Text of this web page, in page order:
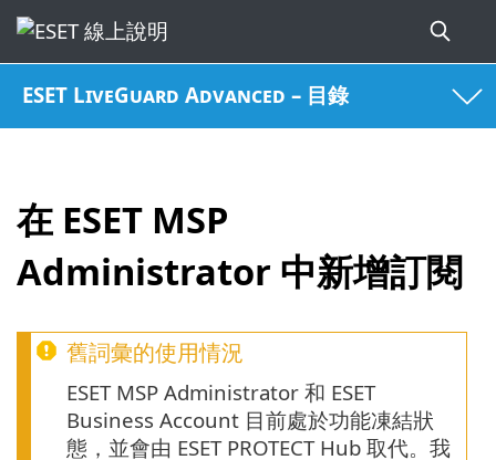
ESET LiveGuard Advanced – 目錄
在 ESET MSP
Administrator 中新增訂閱
舊詞彙的使用情況
ESET MSP Administrator 和 ESET
Business Account 目前處於功能凍結狀
態，並會由 ESET PROTECT Hub 取代。我